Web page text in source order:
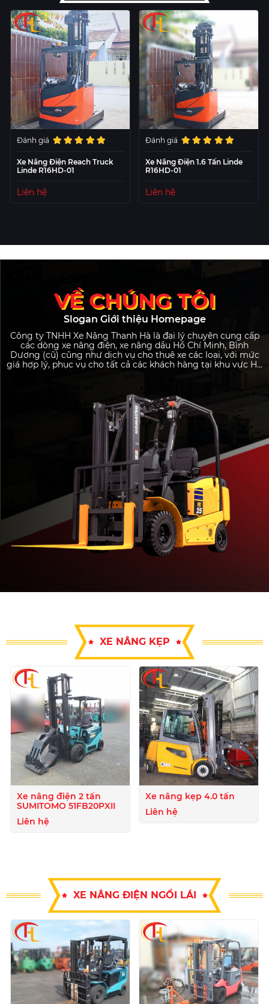
Đánh giá
Xe Nâng Điện Reach Truck
Linde R16HD-01
Liên hệ
Đánh giá
Xe Nâng Điện 1.6 Tấn Linde
R16HD-01
Liên hệ
VỀ CHÚNG TÔI
Slogan Giới thiệu Homepage
Công ty TNHH Xe Nâng Thanh Hà là đại lý chuyên cung cấp
các dòng xe nâng điện, xe nâng dầu Hồ Chí Minh, Bình
Dương (cũ) cũng như dịch vụ cho thuê xe các loại, với mức
giá hợp lý, phục vụ cho tất cả các khách hàng tại khu vực Hồ
XE NÂNG KẸP
Xe nâng điện 2 tấn
SUMITOMO 51FB20PXII
Liên hệ
Xe nâng kẹp 4.0 tấn
Liên hệ
XE NÂNG ĐIỆN NGỒI LÁI